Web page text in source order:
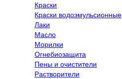
Краски
Краски водоэмульсионные
Лаки
Масло
Морилки
Огнебиозащита
Пены и очистители
Растворители